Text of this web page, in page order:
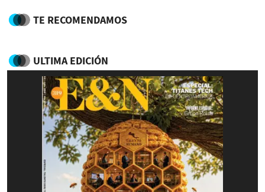
TE RECOMENDAMOS
ULTIMA EDICIÓN